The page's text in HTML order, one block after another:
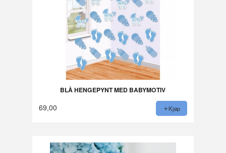
BLÅ HENGEPYNT MED BABYMOTIV
69,00 Kjøp